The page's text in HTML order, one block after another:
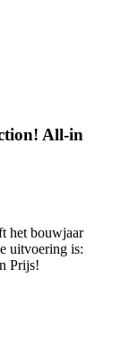
All-in
het bouwjaar
uitvoering is:
Prijs!